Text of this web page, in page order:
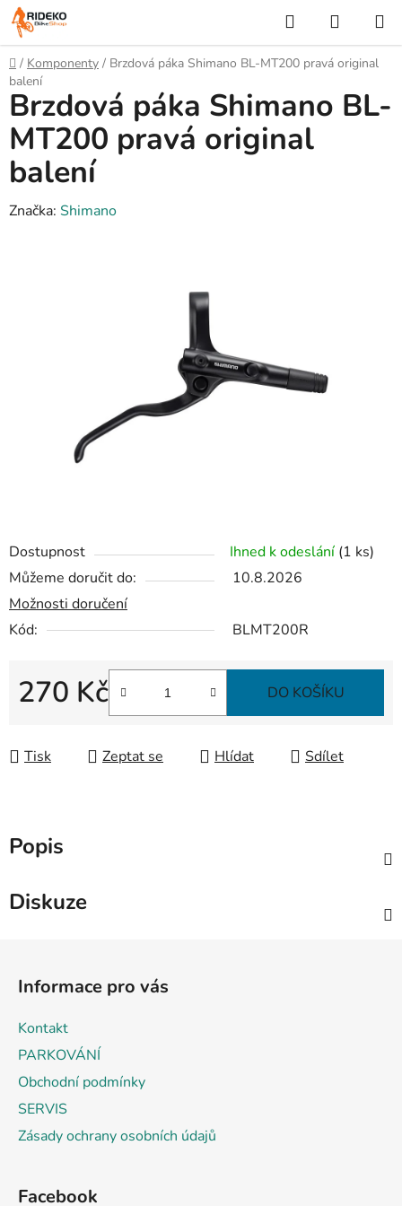
Přejít
na
obsah
Hledat
KOŠÍK
Domů
/ Komponenty / Brzdová páka Shimano BL-MT200 pravá original
balení
Dostupnost Ihned k odeslání (1 ks)
Můžeme doručit do:
10.8.2026
Možnosti doručení
Kód:
BLMT200R
270 Kč DO KOŠÍKU
Tisk Zeptat se Hlídat Sdílet
Brzdová páka Shimano BL-
MT200 pravá original
balení
Značka: Shimano
Popis
Diskuze
Informace pro vás
Kontakt
PARKOVÁNÍ
Obchodní podmínky
SERVIS
Zásady ochrany osobních údajů
Facebook